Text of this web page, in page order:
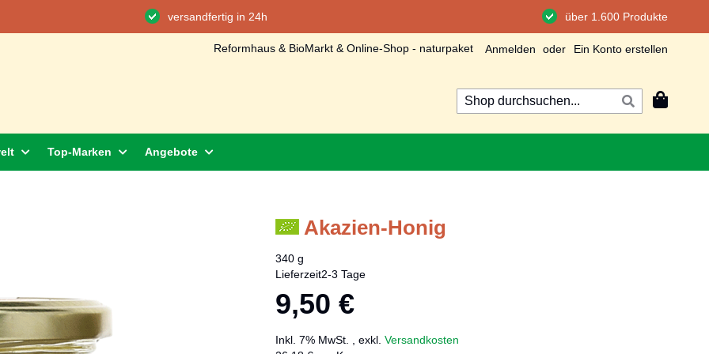
versandfertig in 24h über 1.600 Produkte
Reformhaus & BioMarkt & Online-Shop - naturpaket Anmelden Ein Konto erstellen
Mein
Suche
Top-Marken Angebote
Akazien-Honig
340 g
Lieferzeit2-3 Tage
9,50 €
Inkl. 7% MwSt. exkl. Versandkosten